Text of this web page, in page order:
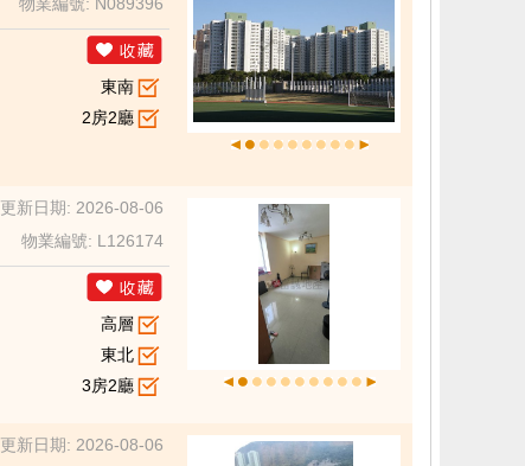
東南
2房2廳
更新日期: 2026-08-06
物業編號: L126174
高層
東北
3房2廳
更新日期: 2026-08-06